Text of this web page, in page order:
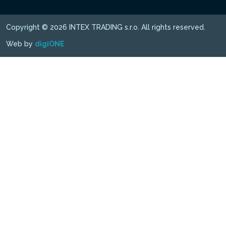
Copyright © 2026 INTEX TRADING s.r.o. All rights reserved.
Web by digiONE